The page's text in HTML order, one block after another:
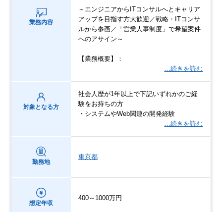
業務内容
～エンジニアからITコンサルへとキャリア
アップを目指す方大歓迎／戦略・ITコンサ
ルから参画／「営業人事制度」で希望案件
へのアサイン～
【業務概要】：
…続きを読む
対象となる方
社会人歴が1年以上で下記いずれかのご経
験をお持ちの方
・システムやWeb関連の開発経験
…続きを読む
勤務地
東京都
想定年収
400～1000万円